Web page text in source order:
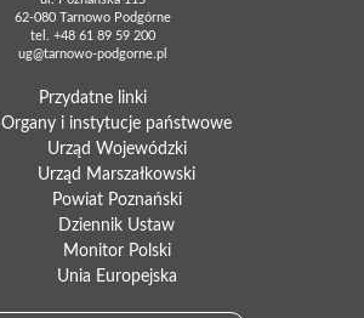
62-080 Tarnowo Podgórne
tel. +48 61 89 59 200
ug@tarnowo-podgorne.pl
Przydatne linki
Organy i instytucje państwowe
Urząd Wojewódzki
Urząd Marszałkowski
Powiat Poznański
Dziennik Ustaw
Monitor Polski
Unia Europejska